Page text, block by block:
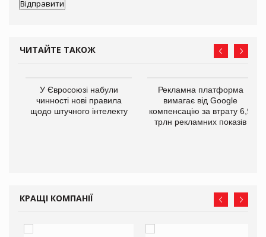
ЧИТАЙТЕ ТАКОЖ
У Євросоюзі набули
чинності нові правила
щодо штучного інтелекту
Рекламна платформа
вимагає від Google
компенсацію за втрату 6,9
трлн рекламних показів
КРАЩІ КОМПАНІЇ